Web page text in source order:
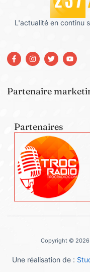
L'actualité en continu
Partenaire
Partenaires
Copyright © 2026
Une réalisation de :